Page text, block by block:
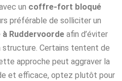
un coffre-fort bloqué
préférable de solliciter un
Ruddervoorde afin d’éviter
structure. Certains tentent de
approche peut aggraver la
et efficace, optez plutôt pour